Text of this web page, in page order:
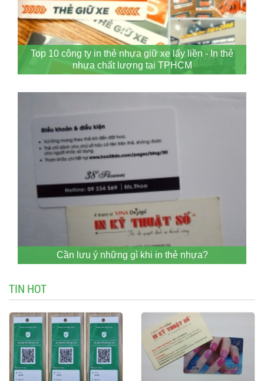
Top 10 công ty in thẻ nhựa giữ xe lấy liền - In thẻ
nhựa chất lượng tại TPHCM
Cần lưu ý những gì khi in thẻ nhựa?
TIN HOT